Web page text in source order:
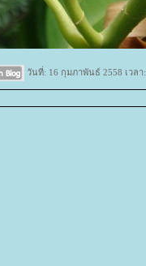
วันที่: 16 กุมภาพันธ์ 2558 เวลา